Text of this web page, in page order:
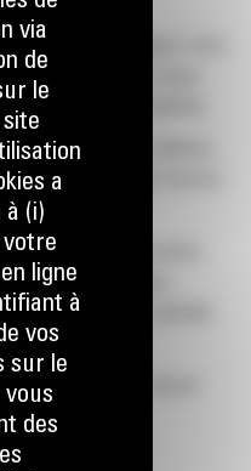
lorsque vous équipez votre
spécialement conçu
puissance de la machine.
le flux des matières
accru garantit que le fond du
d'entretien.
lors de l'excavation.
dans les matériaux
de fonctionnement globale
La forme et les barres
optimale des matériaux
via
de
le
a
à (i)
ligne
à
vos
sur le
des